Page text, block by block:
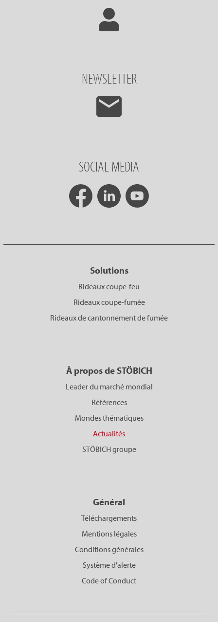
NEWSLETTER
SOCIAL MEDIA
Solutions
Rideaux coupe-feu
Rideaux coupe-fumée
Rideaux de cantonnement de fumée
À propos de STÖBICH
Leader du marché mondial
Références
Mondes thématiques
Actualités
STÖBICH groupe
Général
Téléchargements
Mentions légales
Conditions générales
Système d'alerte
Code of Conduct